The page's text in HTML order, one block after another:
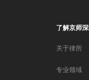
了解京师
关于律所
专业领域